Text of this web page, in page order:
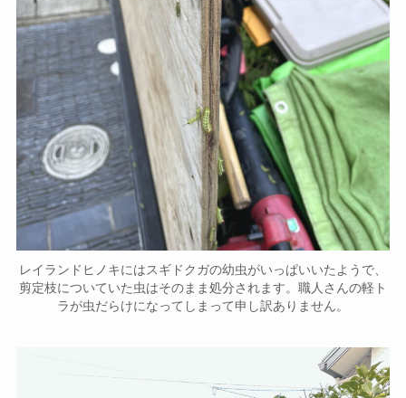
レイランドヒノキにはスギドクガの幼虫がいっぱいいたようで、
剪定枝についていた虫はそのまま処分されます。職人さんの軽ト
ラが虫だらけになってしまって申し訳ありません。